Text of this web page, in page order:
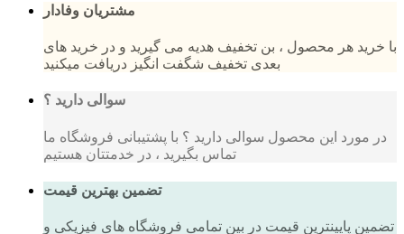
مشتریان وفادار
با خرید هر محصول ، بن تخفیف هدیه می گیرید و در خرید های
بعدی تخفیف شگفت انگیز دریافت میکنید
سوالی دارید ؟
در مورد این محصول سوالی دارید ؟ با پشتیبانی فروشگاه ما
تماس بگیرید ، در خدمتتان هستیم
تضمین بهترین قیمت
تضمین پایینترین قیمت در بین تمامی فروشگاه های فیزیکی و